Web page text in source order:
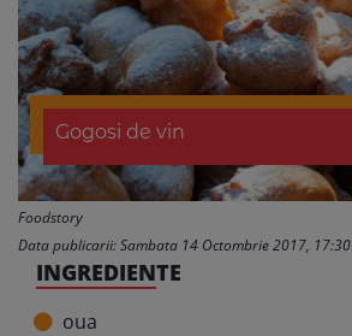
Gogosi de vin
Foodstory
Data publicarii: Sambata 14 Octombrie 2017, 17:30
INGREDIENTE
oua